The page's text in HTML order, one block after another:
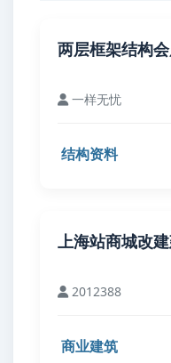
两层框架结构
一样无忧
结构资料
上海站商城改
2012388
商业建筑